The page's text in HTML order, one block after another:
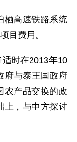
高速铁路系统
目费用。
时在2013年10
府与泰王国政府
农产品交换的政
上，与中方探讨